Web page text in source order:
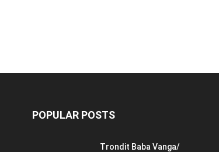
POPULAR POSTS
Trondit Baba Vanga/